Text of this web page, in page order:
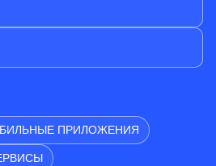
ПРИЛОЖЕНИЯ